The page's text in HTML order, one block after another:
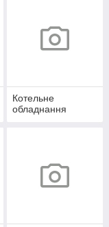
Котельне
обладнання